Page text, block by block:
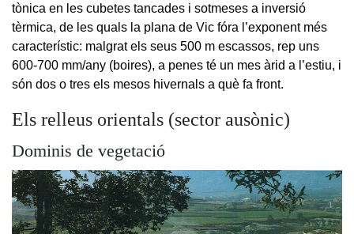
tònica en les cubetes tancades i sotmeses a inversió
tèrmica, de les quals la plana de Vic fóra l’exponent més
característic: malgrat els seus 500 m escassos, rep uns
600-700 mm/any (boires), a penes té un mes àrid a l’estiu, i
són dos o tres els mesos hivernals a què fa front.
Els relleus orientals (sector ausònic)
Dominis de vegetació